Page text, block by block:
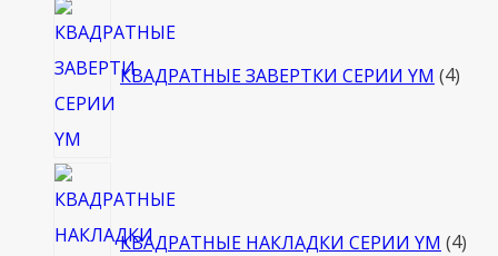
КВАДРАТНЫЕ ЗАВЕРТКИ СЕРИИ YM 4
КВАДРАТНЫЕ НАКЛАДКИ СЕРИИ YM 4